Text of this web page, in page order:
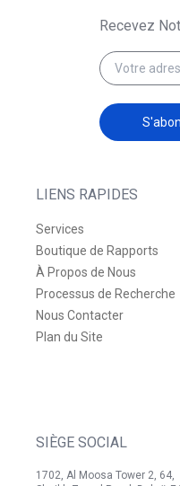
LIENS RAPIDES
Services
Boutique de Rapports
À Propos de Nous
Processus de Recherche
Nous Contacter
Plan du Site
SIÈGE SOCIAL
1702, Al Moosa Tower 2, 64,
Recevez